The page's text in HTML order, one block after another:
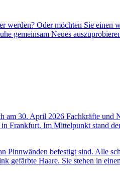
werden? Oder möchten Sie einen
gemeinsam Neues
am 30. April 2026 Fachkräfte und
Frankfurt. Im Mittelpunkt stand